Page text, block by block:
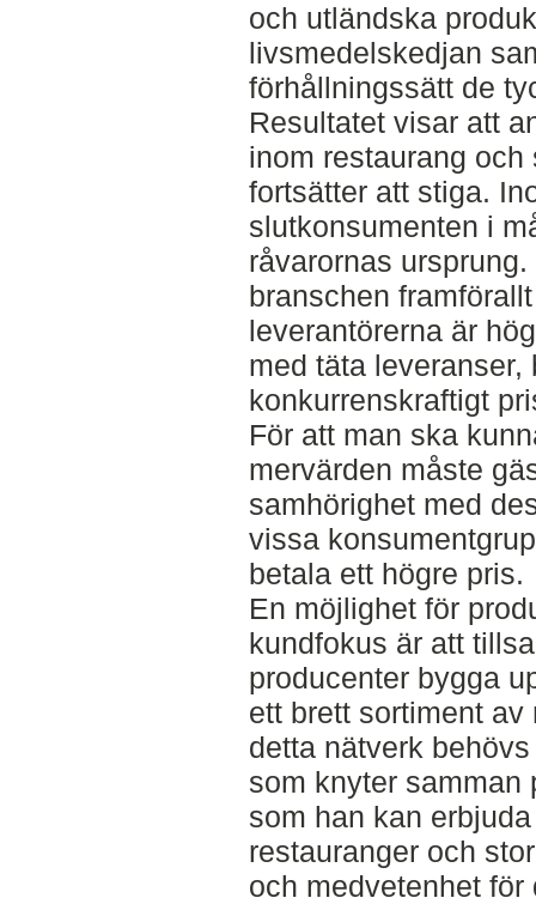
och utländska
livsmedelskedjan
förhållningssätt de
Resultatet visar att
inom restaurang
fortsätter att stiga.
slutkonsumenten i
råvarornas
branschen
leverantörerna är
med täta
konkurrenskraftigt
För att man ska
mervärden måste
samhörighet med
vissa
betala ett högre pris.
En möjlighet för
kundfokus är att
producenter bygga
ett brett sortiment av
detta nätverk
som knyter samman
som han kan
restauranger och
och medvetenhet